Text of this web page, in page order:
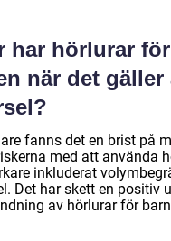
har hörlurar
när det
fanns det en brist på
med att använda
inkluderat
Det har skett en positiv
av hörlurar för